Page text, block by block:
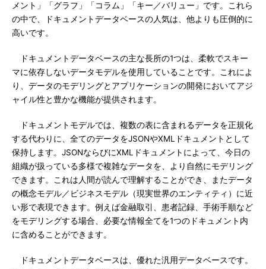
メント」「グラフ」「コラム」「キー／バリュー」です。これら
の中で、ドキュメントデータベースの人気は、他よりも圧倒的に
高いです。
ドキュメントデータベースの主な長所の1つは、柔軟でスキー
マに依存しないデータモデルを使用していることです。これによ
り、データのモデリングとアプリケーションの開発においてアジ
ャイル性と豊かな機能が提供されます。
ドキュメントモデルでは、複数の表に含まれるデータを正規化
する代わりに、全てのデータをJSONやXMLドキュメントとして
保持します。JSONならびにXMLドキュメントによって、今日の
組織が扱っている多様で複雑なデータを、より自然にモデリング
できます。これは人間が読んで理解することができ、またデータ
の概念モデル／ビジネスモデル（現実世界のエンティティ）に近
い形で表現できます。例えば金融取引、患者記録、手術手順など
をモデリングする場合、必要な情報全てを1つのドキュメント内
に含めることができます。
ドキュメントデータベースは、優れた汎用データベースです。